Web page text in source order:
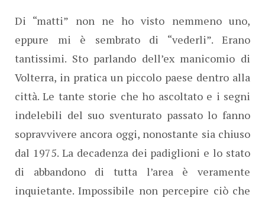
Di “matti” non ne ho visto nemmeno uno,
eppure mi è sembrato di “vederli”. Erano
tantissimi. Sto parlando dell’ex manicomio di
Volterra, in pratica un piccolo paese dentro alla
città. Le tante storie che ho ascoltato e i segni
indelebili del suo sventurato passato lo fanno
sopravvivere ancora oggi, nonostante sia chiuso
dal 1975. La decadenza dei padiglioni e lo stato
di abbandono di tutta l’area è veramente
inquietante. Impossibile non percepire ciò che